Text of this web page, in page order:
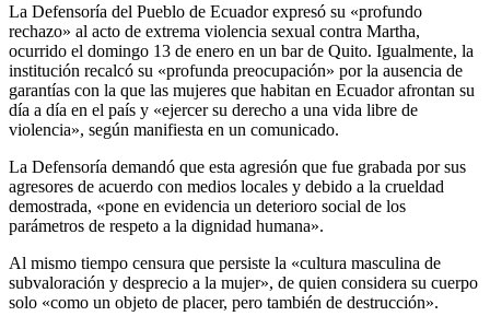
La Defensoría del Pueblo de Ecuador expresó su «profundo
rechazo» al acto de extrema violencia sexual contra Martha,
ocurrido el domingo 13 de enero en un bar de Quito. Igualmente, la
institución recalcó su «profunda preocupación» por la ausencia de
garantías con la que las mujeres que habitan en Ecuador afrontan su
día a día en el país y «ejercer su derecho a una vida libre de
violencia», según manifiesta en un comunicado.
La Defensoría demandó que esta agresión que fue grabada por sus
agresores de acuerdo con medios locales y debido a la crueldad
demostrada, «pone en evidencia un deterioro social de los
parámetros de respeto a la dignidad humana».
Al mismo tiempo censura que persiste la «cultura masculina de
subvaloración y desprecio a la mujer», de quien considera su cuerpo
solo «como un objeto de placer, pero también de destrucción».